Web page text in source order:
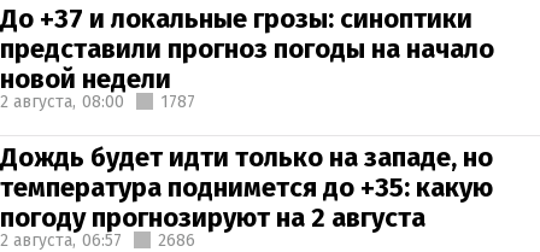
До +37 и локальные грозы: синоптики
представили прогноз погоды на начало
новой недели
2 августа, 08:00 1787
Дождь будет идти только на западе, но
температура поднимется до +35: какую
погоду прогнозируют на 2 августа
2 августа, 06:57 2686